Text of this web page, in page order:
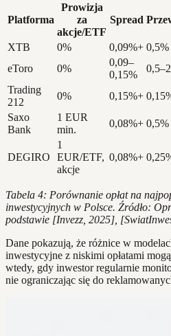
Platforma
Prowizja
za
akcje/ETF
Spread
XTB
0% 0,09%+ 0,5%
eToro
0%
0,09–
0,15%
Trading
212
0% 0,15%+
Saxo
Bank
1 EUR
min.
0,08%+ 0,5%
DEGIRO
1
EUR/ETF,
akcje
0,08%+
Tabela 4: Porównanie opłat na
inwestycyjnych w Polsce. Źródło:
podstawie [Invezz, 2025],
Dane pokazują, że różnice w
inwestycyjne z niskimi opłatami
wtedy, gdy inwestor regularnie
nie ograniczając się do